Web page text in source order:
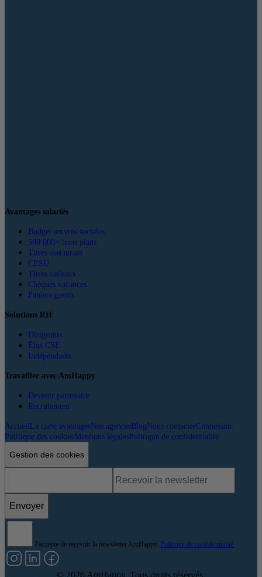
Avantages salariés
Budget œuvres sociales
500 000+ bons plans
Titres-restaurant
CESU
Titres cadeaux
Chèques vacances
Paniers garnis
Solutions RH
Dirigeants
Élus CSE
Indépendants
Travailler avec AmHappy
Devenir partenaire
Recrutement
Accueil La carte avantagesNos agencesBlogNous contacterConnexion
Politique des cookiesMentions légalesPolitique de confidentialité
Gestion des cookies
Envoyer
J'accepte de recevoir la newsletter AmHappy. Politique de confidentialité